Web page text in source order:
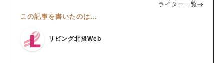
ライター一覧
この記事を書いたのは…
リビング北摂Web